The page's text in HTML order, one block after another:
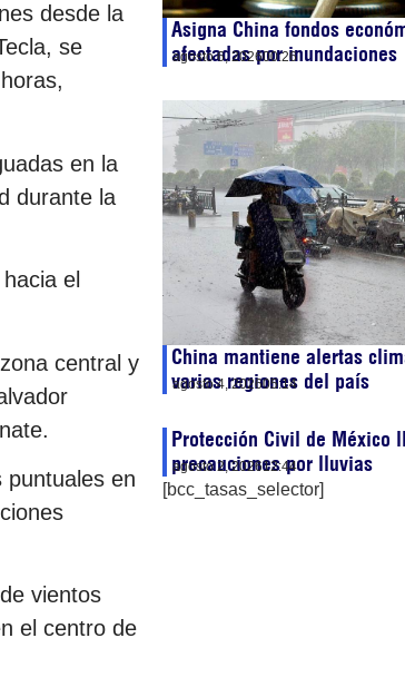
desde la
se
en la
durante la
el
central y
puntuales en
vientos
el centro de
Asigna China fondos
afectadas por inundaciones
agosto 6, 202600:26
China mantiene alertas
varias regiones del país
agosto 4, 202605:14
Protección Civil de México
precauciones por lluvias
agosto 2, 202612:44
[bcc_tasas_selector]